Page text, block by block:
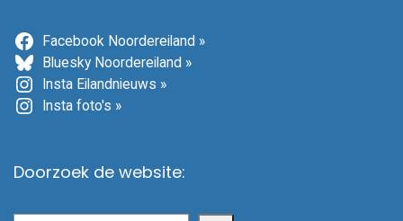
Facebook Noordereiland »
Bluesky Noordereiland »
Insta Eilandnieuws »
Insta foto's »
Doorzoek de website: